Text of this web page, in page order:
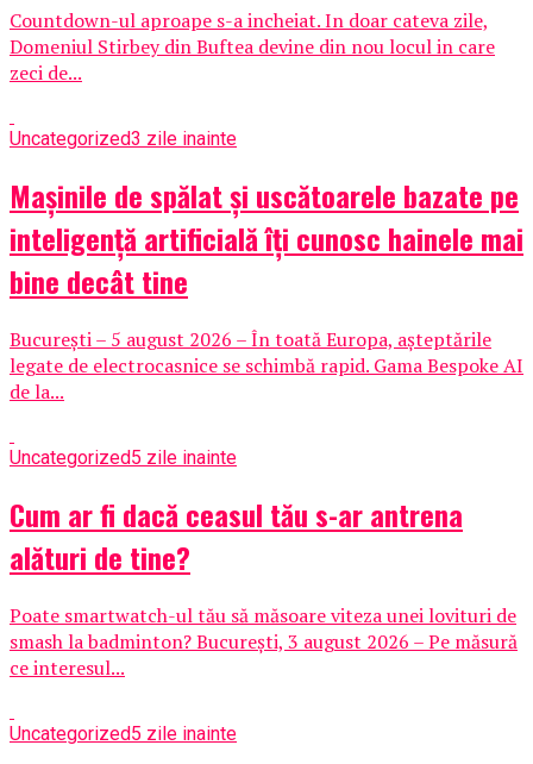
Countdown-ul aproape s-a incheiat. In doar cateva zile,
Domeniul Stirbey din Buftea devine din nou locul in care
zeci de...
Uncategorized3 zile inainte
Mașinile de spălat și uscătoarele bazate pe
inteligență artificială îți cunosc hainele mai
bine decât tine
București – 5 august 2026 – În toată Europa, așteptările
legate de electrocasnice se schimbă rapid. Gama Bespoke AI
de la...
Uncategorized5 zile inainte
Cum ar fi dacă ceasul tău s-ar antrena
alături de tine?
Poate smartwatch-ul tău să măsoare viteza unei lovituri de
smash la badminton? București, 3 august 2026 – Pe măsură
ce interesul...
Uncategorized5 zile inainte